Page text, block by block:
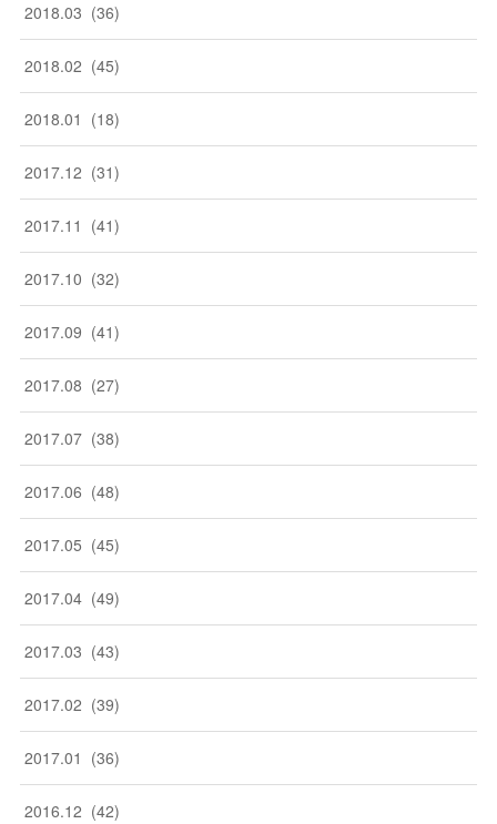
2018.03 (36)
2018.02 (45)
2018.01 (18)
2017.12 (31)
2017.11 (41)
2017.10 (32)
2017.09 (41)
2017.08 (27)
2017.07 (38)
2017.06 (48)
2017.05 (45)
2017.04 (49)
2017.03 (43)
2017.02 (39)
2017.01 (36)
2016.12 (42)